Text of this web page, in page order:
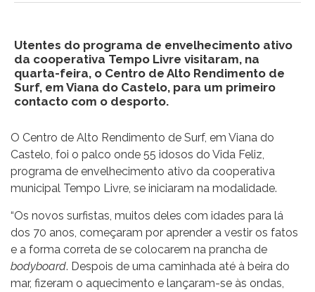
Utentes do programa de envelhecimento ativo
da cooperativa Tempo Livre visitaram, na
quarta-feira, o Centro de Alto Rendimento de
Surf, em Viana do Castelo, para um primeiro
contacto com o desporto.
O Centro de Alto Rendimento de Surf, em Viana do
Castelo, foi o palco onde 55 idosos do Vida Feliz,
programa de envelhecimento ativo da cooperativa
municipal Tempo Livre, se iniciaram na modalidade.
“Os novos surfistas, muitos deles com idades para lá
dos 70 anos, começaram por aprender a vestir os fatos
e a forma correta de se colocarem na prancha de
bodyboard. Despois de uma caminhada até à beira do
mar, fizeram o aquecimento e lançaram-se às ondas,